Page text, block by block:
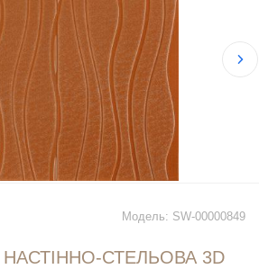
Модель: SW-00000849
СТЕЛЬОВА 3D